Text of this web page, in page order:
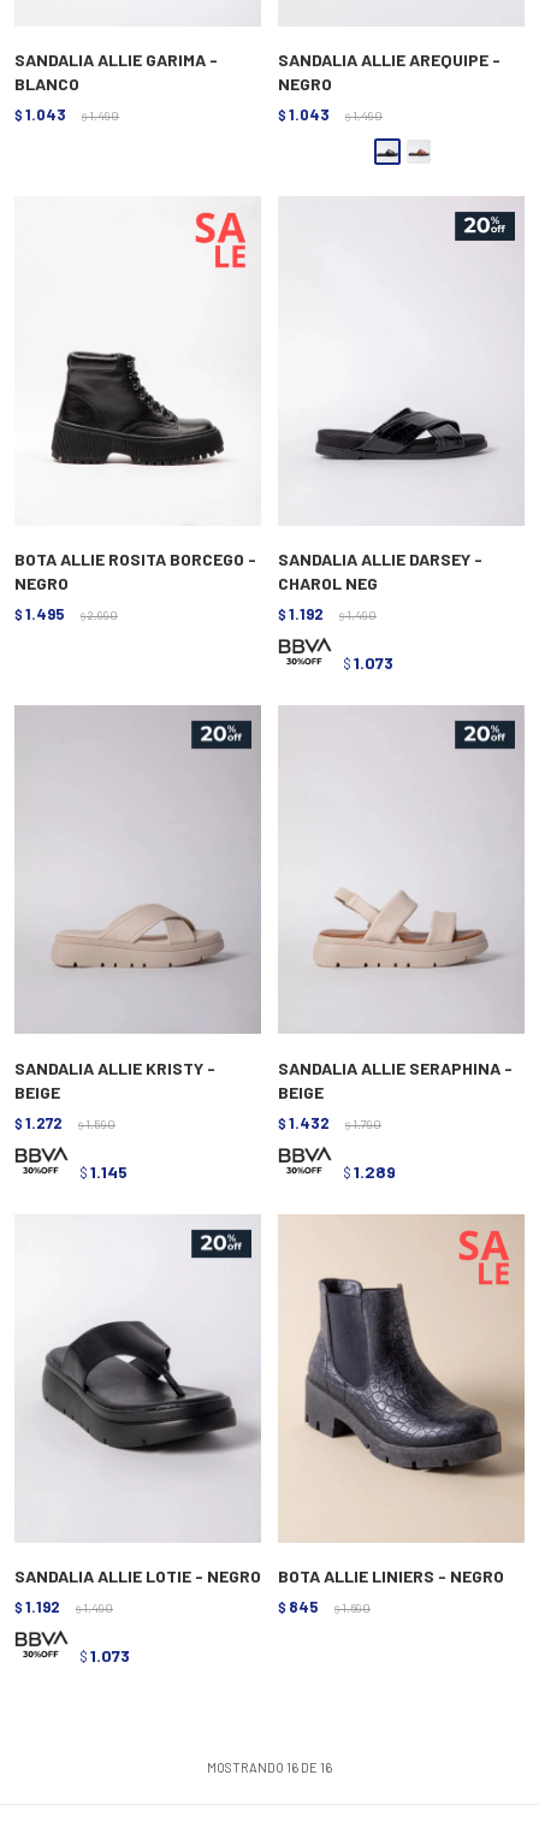
SANDALIA ALLIE GARIMA -
BLANCO
$ 1.043 $ 1.490
SANDALIA ALLIE AREQUIPE -
NEGRO
$ 1.043 $ 1.490
BOTA ALLIE ROSITA BORCEGO -
NEGRO
$ 1.495 $ 2.990
SANDALIA ALLIE DARSEY -
CHAROL NEG
$ 1.192 $ 1.490
$ 1.073
SANDALIA ALLIE KRISTY -
BEIGE
$ 1.272 $ 1.590
$ 1.145
SANDALIA ALLIE SERAPHINA -
BEIGE
$ 1.432 $ 1.790
$ 1.289
SANDALIA ALLIE LOTIE - NEGRO
$ 1.192 $ 1.490
$ 1.073
BOTA ALLIE LINIERS - NEGRO
$ 845 $ 1.690
MOSTRANDO 16 DE 16